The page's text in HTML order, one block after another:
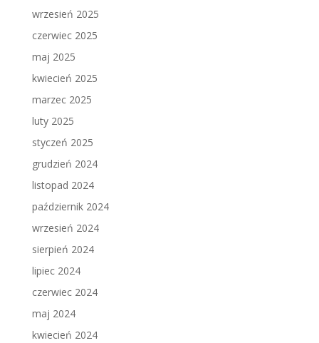
wrzesień 2025
czerwiec 2025
maj 2025
kwiecień 2025
marzec 2025
luty 2025
styczeń 2025
grudzień 2024
listopad 2024
październik 2024
wrzesień 2024
sierpień 2024
lipiec 2024
czerwiec 2024
maj 2024
kwiecień 2024